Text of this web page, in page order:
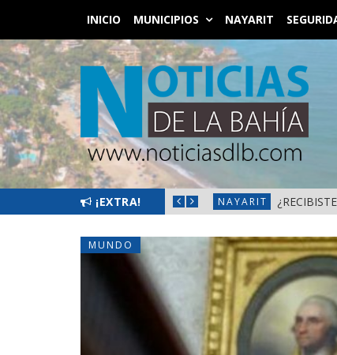
INICIO MUNICIPIOS NAYARIT
¡EXTRA!
DEL 10 AL 14 DE AGOSTO NAYARIT
MUNDO